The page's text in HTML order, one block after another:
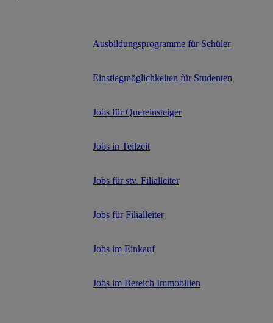
Ausbildungsprogramme für Schüler
Einstiegmöglichkeiten für Studenten
Jobs für Quereinsteiger
Jobs in Teilzeit
Jobs für stv. Filialleiter
Jobs für Filialleiter
Jobs im Einkauf
Jobs im Bereich Immobilien